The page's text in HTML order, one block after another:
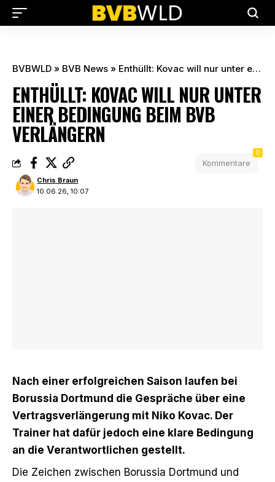
BVBWLD » BVB News » Enthüllt: Kovac will nur unter einer Bedingung beim BVB verlängern
ENTHÜLLT: KOVAC WILL NUR UNTER
EINER BEDINGUNG BEIM BVB
VERLÄNGERN
10.06.26, 10:07
Chris Braun
Kommentare
0
Nach einer erfolgreichen Saison laufen bei
Borussia Dortmund die Gespräche über eine
Vertragsverlängerung mit Niko Kovac. Der
Trainer hat dafür jedoch eine klare Bedingung
an die Verantwortlichen gestellt.
Die Zeichen zwischen Borussia Dortmund und